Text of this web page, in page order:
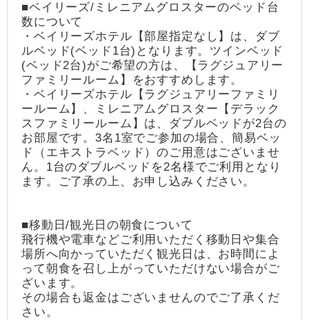
■ベイリーズ/ミレニアムグロスターのベッド台
数について
・ベイリーズホテル【部屋指定なし】は、ダブ
ルベッド(ベッド1台)となります。ツインベッド
(ベッド2台)がご希望の方は、【ラグジュアリー
ファミリールーム】をおすすめします。
・ベイリーズホテル【ラグジュアリーファミリ
ールーム】、ミレニアムグロスター【デラック
スファミリールーム】は、ダブルベッドが2台の
お部屋です。3名1室でご参加の場合、簡易ベッ
ド（エキストラベッド）のご用意はございませ
ん。1台のダブルベッドを2名様でご利用となり
ます。ご了承の上、お申し込みください。
■移動日/観光日の朝食について
飛行機や電車などご利用いただく移動日や集合
場所へ向かっていただく観光日は、お時間によ
って朝食を召し上がっていただけない場合がご
ざいます。
その場合も返金はございませんのでご了承くだ
さい。